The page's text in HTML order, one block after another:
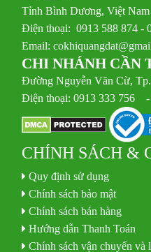
Tỉnh Bình Dương, Việt Nam
Điện thoại: 0913 588 874 -
Email:
CHI NHÁNH CẦN
Đường Nguyễn Văn Cừ,
Điện thoại: 0913 333 756 -
CHÍNH SÁCH &
Quy định sử dụng
Chính sách bảo mật
Chính sách bán hàng
Hướng dẫn Thanh Toán
Chính sách vận chuyển và